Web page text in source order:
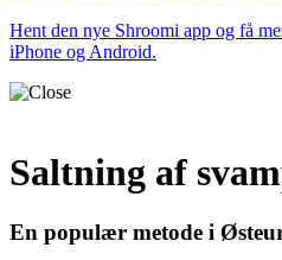
Hent den nye Shroomi app og få
iPhone og Android.
Saltning af
En populær metode i